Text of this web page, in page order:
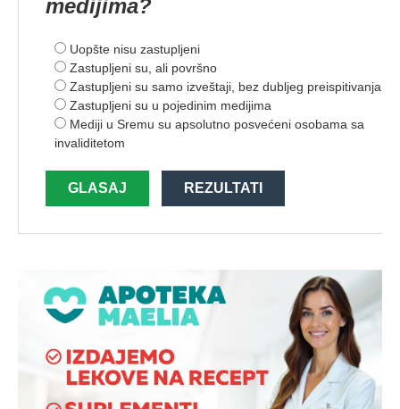
medijima?
Uopšte nisu zastupljeni
Zastupljeni su, ali površno
Zastupljeni su samo izveštaji, bez dubljeg preispitivanja
Zastupljeni su u pojedinim medijima
Mediji u Sremu su apsolutno posvećeni osobama sa
invaliditetom
GLASAJ REZULTATI